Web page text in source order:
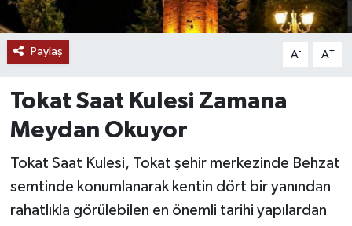
Paylaş A- A+
Tokat Saat Kulesi Zamana
Meydan Okuyor
Tokat Saat Kulesi, Tokat şehir merkezinde Behzat
semtinde konumlanarak kentin dört bir yanından
rahatlıkla görülebilen en önemli tarihi yapılardan
TEKNOLOJİ